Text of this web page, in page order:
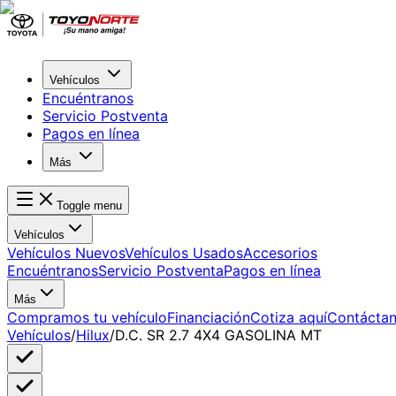
Vehículos
Encuéntranos
Servicio Postventa
Pagos en línea
Más
Toggle menu
Vehículos
Vehículos NuevosVehículos UsadosAccesorios
EncuéntranosServicio PostventaPagos en línea
Más
Compramos tu vehículoFinanciaciónCotiza aquí
Vehículos/Hilux/D.C. SR 2.7 4X4 GASOLINA MT